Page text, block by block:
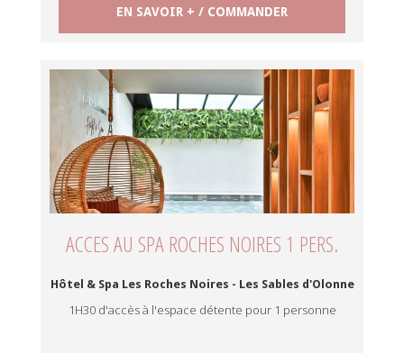
EN SAVOIR + / COMMANDER
ACCES AU SPA ROCHES NOIRES 1 PERS.
Hôtel & Spa Les Roches Noires - Les Sables d'Olonne
1H30 d'accès à l'espace détente pour 1 personne